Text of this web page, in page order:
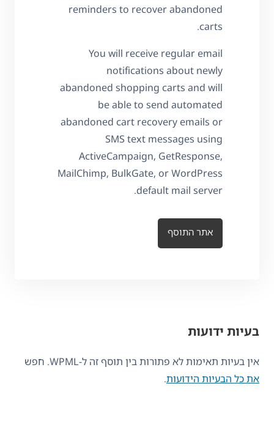
reminders to recover abandoned
carts.
You will receive regular email
notifications about newly
abandoned shopping carts and will
be able to send automated
abandoned cart recovery emails or
SMS text messages using
ActiveCampaign, GetResponse,
MailChimp, BulkGate, or WordPress
default mail server.
אתר התוסף
בעיות ידועות
אין בעיות תאימות לא פתורות בין תוסף זה ל-WPML. חפש
את כל הבעיות הידועות.